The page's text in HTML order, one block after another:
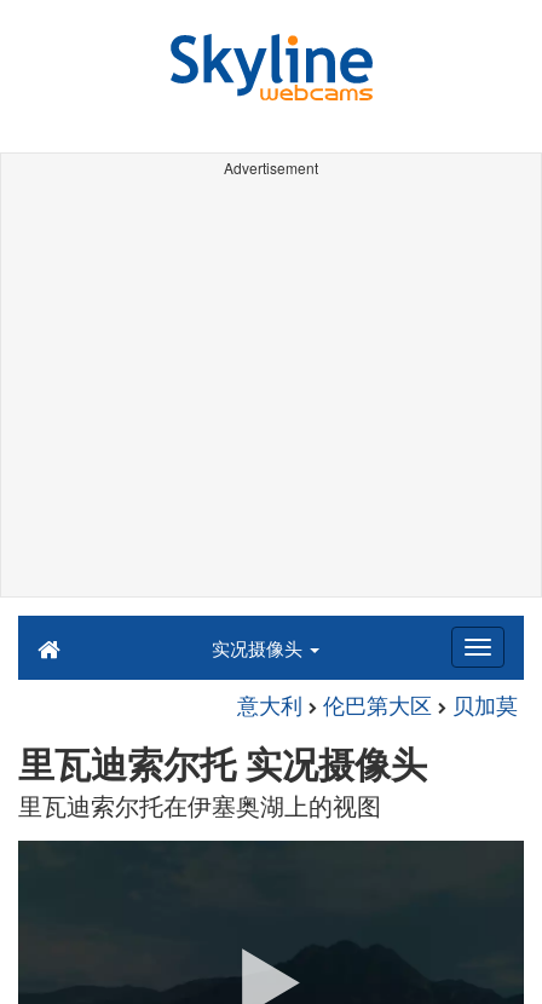
Advertisement
实况摄像头
意大利 伦巴第大区 贝加莫
里瓦迪索尔托 实况摄像头
里瓦迪索尔托在伊塞奥湖上的视图